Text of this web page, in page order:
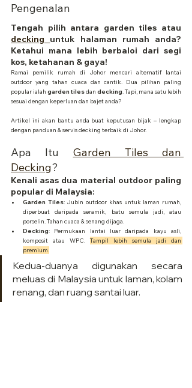
Pengenalan
decking untuk halaman rumah anda?
Ketahui mana lebih berbaloi dari segi
kos, ketahanan & gaya!
Ramai pemilik rumah di Johor mencari alternatif lantai
outdoor yang tahan cuaca dan cantik. Dua pilihan paling
popular ialah garden tiles dan decking. Tapi, mana satu lebih
sesuai dengan keperluan dan bajet anda?
Artikel ini akan bantu anda buat keputusan bijak – lengkap
dengan panduan & servis decking terbaik di Johor.
Apa Itu Garden Tiles dan
Decking?
Kenali asas dua material outdoor paling
popular di Malaysia:
Garden Tiles: Jubin outdoor khas untuk laman rumah,
diperbuat daripada seramik, batu semula jadi, atau
porselin. Tahan cuaca & senang dijaga.
Decking: Permukaan lantai luar daripada kayu asli,
komposit atau WPC. Tampil lebih semula jadi dan
premium.
Kedua-duanya digunakan secara
meluas di Malaysia untuk laman, kolam
renang, dan ruang santai luar.